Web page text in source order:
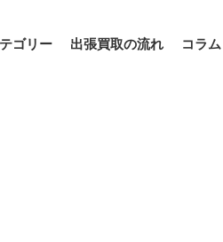
ゴリー 出張買取の流れ コラム